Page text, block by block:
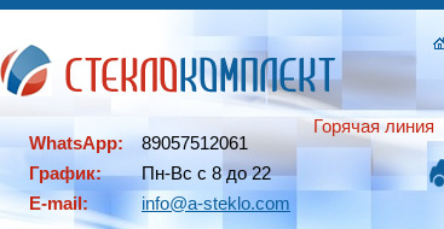
WhatsApp:
89057512061
График:
Пн-Вс с 8 до 22
E-mail:
info@a-steklo.com
Горячая линия